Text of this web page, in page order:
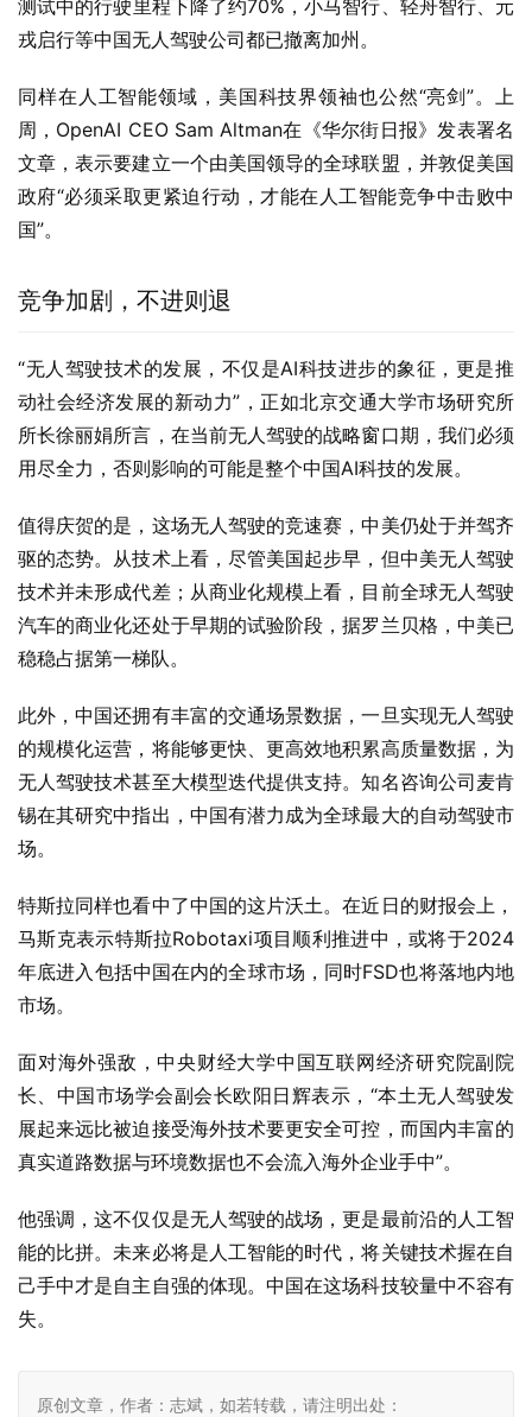
测试中的行驶里程下降了约70%，小马智行、轻舟智行、元
戎启行等中国无人驾驶公司都已撤离加州。
同样在人工智能领域，美国科技界领袖也公然“亮剑”。上
周，OpenAI CEO Sam Altman在《华尔街日报》发表署名
文章，表示要建立一个由美国领导的全球联盟，并敦促美国
政府“必须采取更紧迫行动，才能在人工智能竞争中击败中
国”。
竞争加剧，不进则退
“无人驾驶技术的发展，不仅是AI科技进步的象征，更是推
动社会经济发展的新动力”，正如北京交通大学市场研究所
所长徐丽娟所言，在当前无人驾驶的战略窗口期，我们必须
用尽全力，否则影响的可能是整个中国AI科技的发展。
值得庆贺的是，这场无人驾驶的竞速赛，中美仍处于并驾齐
驱的态势。从技术上看，尽管美国起步早，但中美无人驾驶
技术并未形成代差；从商业化规模上看，目前全球无人驾驶
汽车的商业化还处于早期的试验阶段，据罗兰贝格，中美已
稳稳占据第一梯队。
此外，中国还拥有丰富的交通场景数据，一旦实现无人驾驶
的规模化运营，将能够更快、更高效地积累高质量数据，为
无人驾驶技术甚至大模型迭代提供支持。知名咨询公司麦肯
锡在其研究中指出，中国有潜力成为全球最大的自动驾驶市
场。
特斯拉同样也看中了中国的这片沃土。在近日的财报会上，
马斯克表示特斯拉Robotaxi项目顺利推进中，或将于2024
年底进入包括中国在内的全球市场，同时FSD也将落地内地
市场。
面对海外强敌，中央财经大学中国互联网经济研究院副院
长、中国市场学会副会长欧阳日辉表示，“本土无人驾驶发
展起来远比被迫接受海外技术要更安全可控，而国内丰富的
真实道路数据与环境数据也不会流入海外企业手中”。
他强调，这不仅仅是无人驾驶的战场，更是最前沿的人工智
能的比拼。未来必将是人工智能的时代，将关键技术握在自
己手中才是自主自强的体现。中国在这场科技较量中不容有
失。
原创文章，作者：志斌，如若转载，请注明出处：